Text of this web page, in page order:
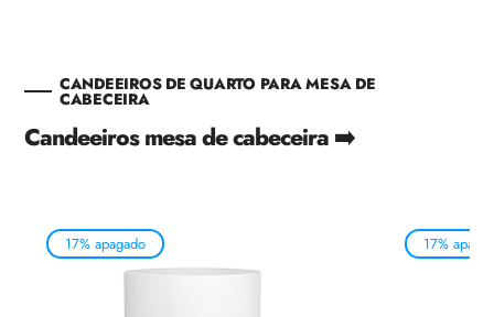
CANDEEIROS DE QUARTO PARA MESA DE
CABECEIRA
Candeeiros mesa de cabeceira ➡️
17% apagado 17%